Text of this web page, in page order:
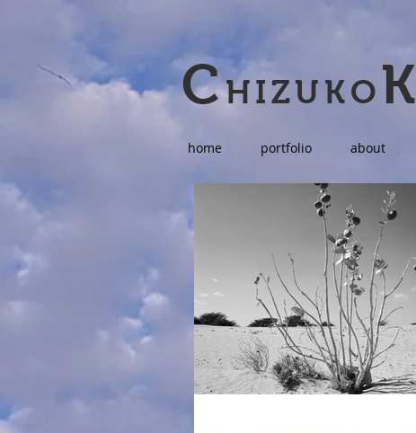
CHIZUKO K
home portfolio about